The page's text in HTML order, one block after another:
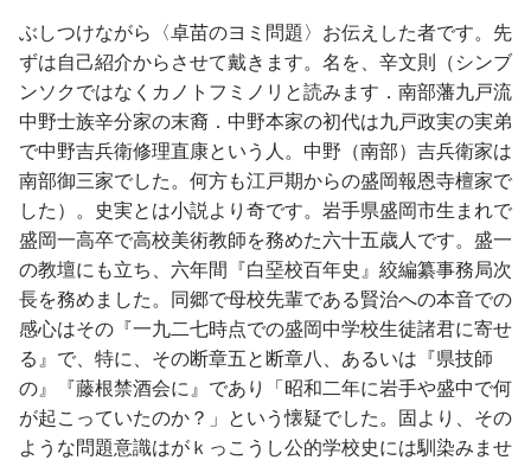
ぶしつけながら〈卓苗のヨミ問題〉お伝えした者です。先
ずは自己紹介からさせて戴きます。名を、辛文則（シンブ
ンソクではなくカノトフミノリと読みます．南部藩九戸流
中野士族辛分家の末裔．中野本家の初代は九戸政実の実弟
で中野吉兵衛修理直康という人。中野（南部）吉兵衛家は
南部御三家でした。何方も江戸期からの盛岡報恩寺檀家で
した）。史実とは小説より奇です。岩手県盛岡市生まれで
盛岡一高卒で高校美術教師を務めた六十五歳人です。盛一
の教壇にも立ち、六年間『白堊校百年史』絞編纂事務局次
長を務めました。同郷で母校先輩である賢治への本音での
感心はその『一九二七時点での盛岡中学校生徒諸君に寄せ
る』で、特に、その断章五と断章八、あるいは『県技師
の』『藤根禁酒会に』であり「昭和二年に岩手や盛中で何
が起こっていたのか？」という懐疑でした。固より、その
ような問題意識はがｋっこうし公的学校史には馴染みませ